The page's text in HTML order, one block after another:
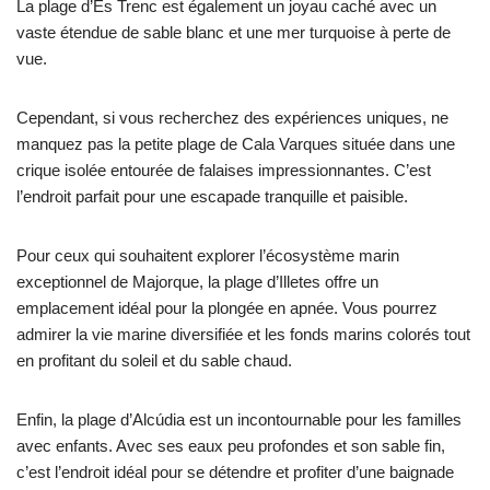
La plage d’Es Trenc est également un joyau caché avec un
vaste étendue de sable blanc et une mer turquoise à perte de
vue.
Cependant, si vous recherchez des expériences uniques, ne
manquez pas la petite plage de Cala Varques située dans une
crique isolée entourée de falaises impressionnantes. C’est
l’endroit parfait pour une escapade tranquille et paisible.
Pour ceux qui souhaitent explorer l’écosystème marin
exceptionnel de Majorque, la plage d’Illetes offre un
emplacement idéal pour la plongée en apnée. Vous pourrez
admirer la vie marine diversifiée et les fonds marins colorés tout
en profitant du soleil et du sable chaud.
Enfin, la plage d’Alcúdia est un incontournable pour les familles
avec enfants. Avec ses eaux peu profondes et son sable fin,
c’est l’endroit idéal pour se détendre et profiter d’une baignade